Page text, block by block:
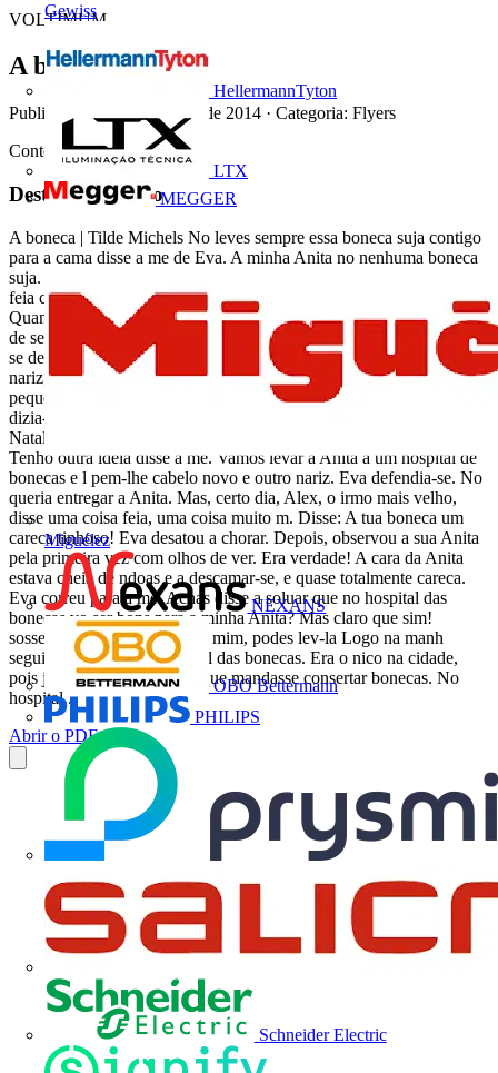
Gewiss
HellermannTyton
LTX
MEGGER
Miguélez
NEXANS
OBO Bettermann
PHILIPS
Schneider Electric
VOLTIMUM
A boneca
Publicado: 10 de dezembro de 2014 · Categoria: Flyers
Conto de Natal #17
Deste documento
A boneca | Tilde Michels No leves sempre essa boneca suja contigo
para a cama disse a me de Eva. A minha Anita no nenhuma boneca
suja. respondeu Eva A minha Anita muito querida. Mas est muito
feia continuou a me. Olha s para a cara e para os cabelos dela!
Quando se olha para a boneca Anita, assim, sem se gostar dela, tem
de se admitir. Bonita, no . As bochechas esto cinzentas e a esboroar-
se de tantos beijos e tantas lavagens. J no tem propriamente um
nariz, apenas uma salincia suja, e dos cabelos castanhos j s ficou um
pequeno tufo de cabelos ralos. Isto no incomodava Eva, mas a me
dizia-lhe constantemente: No queres pedir uma boneca nova pelo
Natal? perguntava-lhe. Eva apertava a Anita contra si e dizia: No!
Tenho outra ideia disse a me. Vamos levar a Anita a um hospital de
bonecas e l pem-lhe cabelo novo e outro nariz. Eva defendia-se. No
queria entregar a Anita. Mas, certo dia, Alex, o irmo mais velho,
disse uma coisa feia, uma coisa muito m. Disse: A tua boneca um
careca tinhoso! Eva desatou a chorar. Depois, observou a sua Anita
pela primeira vez com olhos de ver. Era verdade! A cara da Anita
estava cheia de ndoas e a descamar-se, e quase totalmente careca.
Eva correu para a me. Achas disse a soluar que no hospital das
bonecas vo ser bons para a minha Anita? Mas claro que sim!
sossegou-a a me. 1 Ento Por mim, podes lev-la Logo na manh
seguinte, a me foi ao hospital das bonecas. Era o nico na cidade,
pois j no havia muita gente que mandasse consertar bonecas. No
hospital...
Abrir o PDF